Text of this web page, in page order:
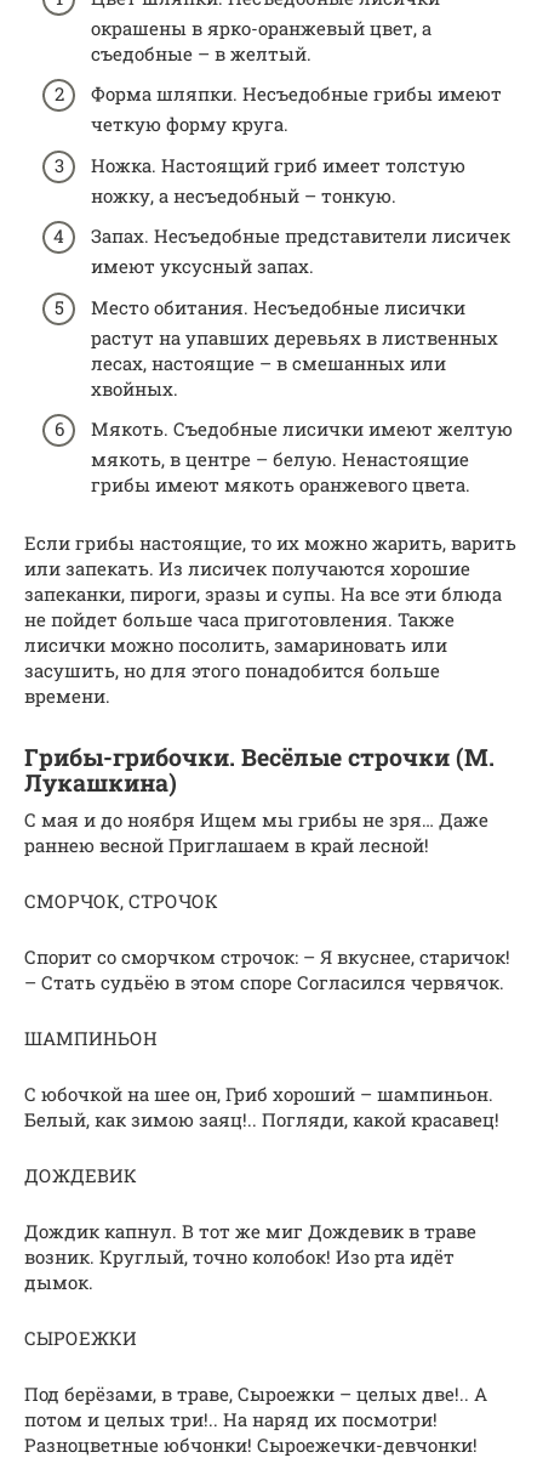
окрашены в ярко-оранжевый цвет, а
съедобные – в желтый.
Форма шляпки. Несъедобные грибы имеют
четкую форму круга.
Ножка. Настоящий гриб имеет толстую
ножку, а несъедобный – тонкую.
Запах. Несъедобные представители лисичек
имеют уксусный запах.
Место обитания. Несъедобные лисички
растут на упавших деревьях в лиственных
лесах, настоящие – в смешанных или
хвойных.
Мякоть. Съедобные лисички имеют желтую
мякоть, в центре – белую. Ненастоящие
грибы имеют мякоть оранжевого цвета.
Если грибы настоящие, то их можно жарить, варить
или запекать. Из лисичек получаются хорошие
запеканки, пироги, зразы и супы. На все эти блюда
не пойдет больше часа приготовления. Также
лисички можно посолить, замариновать или
засушить, но для этого понадобится больше
времени.
Грибы-грибочки. Весёлые строчки (М.
Лукашкина)
С мая и до ноября Ищем мы грибы не зря… Даже
раннею весной Приглашаем в край лесной!
СМОРЧОК, СТРОЧОК
Спорит со сморчком строчок: – Я вкуснее, старичок!
– Стать судьёю в этом споре Согласился червячок.
ШАМПИНЬОН
С юбочкой на шее он, Гриб хороший – шампиньон.
Белый, как зимою заяц!.. Погляди, какой красавец!
ДОЖДЕВИК
Дождик капнул. В тот же миг Дождевик в траве
возник. Круглый, точно колобок! Изо рта идёт
дымок.
СЫРОЕЖКИ
Под берёзами, в траве, Сыроежки – целых две!.. А
потом и целых три!.. На наряд их посмотри!
Разноцветные юбчонки! Сыроежечки-девчонки!